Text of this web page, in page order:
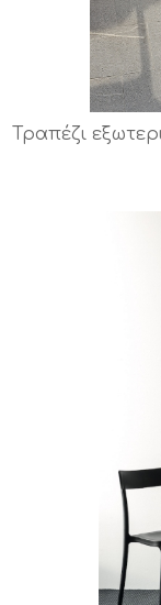
Τραπέζι